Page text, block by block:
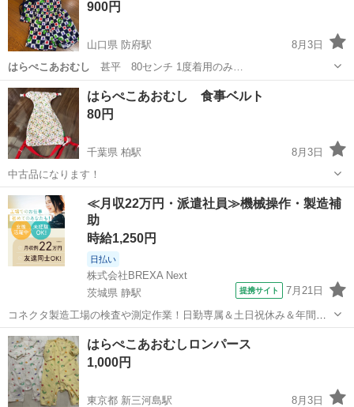
900円
山口県 防府駅
8月3日
はらぺこあおむし 甚平 80センチ 1度着用のみ…
山口 防府市 防府駅 ベビー用品
はらぺこあおむし 食事ベルト
80円
千葉県 柏駅
8月3日
中古品になります！
千葉 柏市 柏駅 ベビー用品 はらぺこあおむし
≪月収22万円・派遣社員≫機械操作・製造補
助
時給1,250円
日払い
株式会社BREXA Next
茨城県 静駅
提携サイト 7月21日
コネクタ製造工場の検査や測定作業！日勤専属＆土日祝休み＆年間休
日128日★クリーンルーム内作業★マイカー通勤OK＆無料駐車場あり
★就業先食堂利用可！日払い制度あり！《茨城県常陸大宮市》 人気の
工場のお仕事 ◇コネクタ製造工...
茨城 常陸大宮市 静駅
はらぺこあおむしロンパース
1,000円
東京都 新三河島駅
8月3日